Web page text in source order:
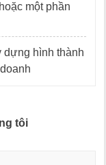
một phần
dựng hình thành
tôi